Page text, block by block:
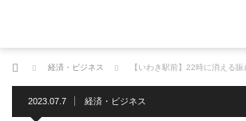
ホーム 経済・ビジネス 【いわき駅前】22時に消える賑
2023.07.7 経済・ビジネス